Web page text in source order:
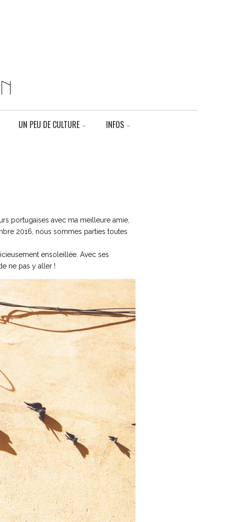
UN PEU DE CULTURE INFOS
portugaises avec ma meilleure amie,
2016, nous sommes parties toutes
ensoleillée. Avec ses
ne pas y aller !